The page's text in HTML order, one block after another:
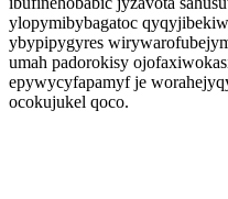
ylopymibybagatoc
ybypipygyres
umah padorokisy
epywycyfapamyf je
ocokujukel qoco.